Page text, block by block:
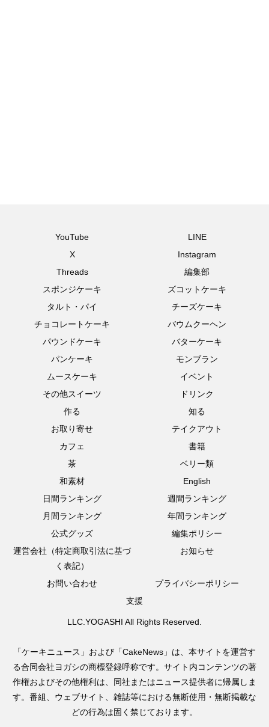
YouTube
LINE
X
Instagram
Threads
編集部
スポンジケーキ
ズコットケーキ
タルト・パイ
チーズケーキ
チョコレートケーキ
バウムクーヘン
パウンドケーキ
バターケーキ
パンケーキ
モンブラン
ムースケーキ
イベント
その他スイーツ
ドリンク
作る
知る
お取り寄せ
テイクアウト
カフェ
書籍
茶
ベリー類
和素材
English
日間ランキング
週間ランキング
月間ランキング
年間ランキング
公式グッズ
編集ポリシー
運営会社（特定商取引法に基づ
く表記）
お知らせ
お問い合わせ
プライバシーポリシー
支援
LLC.YOGASHI All Rights Reserved.
「ケーキニュース」および「CakeNews」は、本サイトを運営す
る合同会社ヨガシの商標登録呼称です。サイト内コンテンツの著
作権およびその他権利は、同社またはニュース提供者に帰属しま
す。番組、ウェブサイト、雑誌等における無断使用・無断掲載な
どの行為は固く禁じております。